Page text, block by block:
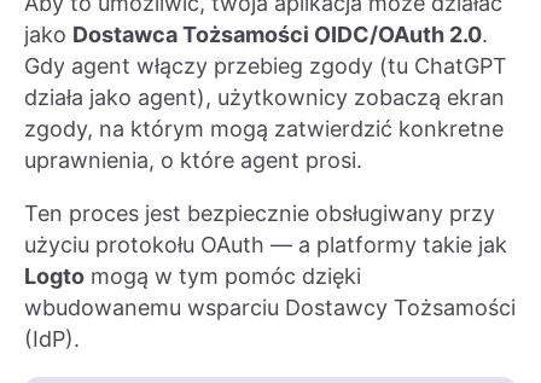
jako Dostawca Tożsamości OIDC/OAuth 2.0.
Gdy agent włączy przebieg zgody (tu ChatGPT
działa jako agent), użytkownicy zobaczą ekran
zgody, na którym mogą zatwierdzić konkretne
uprawnienia, o które agent prosi.
Ten proces jest bezpiecznie obsługiwany przy
użyciu protokołu OAuth — a platformy takie jak
Logto mogą w tym pomóc dzięki
wbudowanemu wsparciu Dostawcy Tożsamości
(IdP).